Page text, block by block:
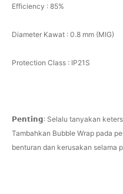
Efficiency : 85%
Diameter Kawat : 0.8 mm (MIG)
Protection Class : IP21S
𝗣𝗲𝗻𝘁𝗶𝗻𝗴: Selalu tanyakan
Tambahkan Bubble Wrap pada
benturan dan kerusakan selama